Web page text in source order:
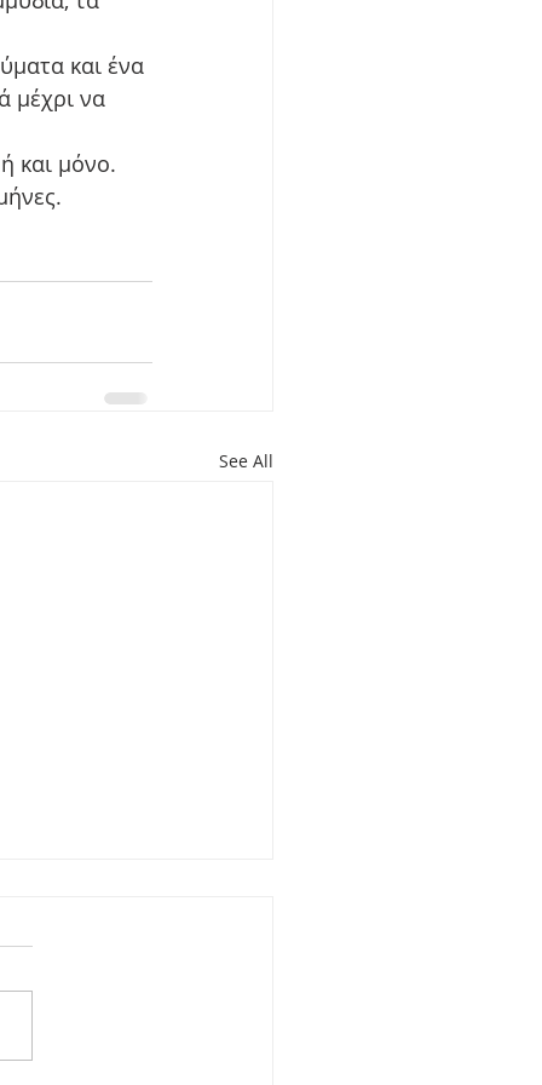
και ένα
μέχρι να
και μόνο.
See All